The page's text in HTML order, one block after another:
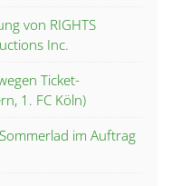
von RIGHTS
Inc.
Ticket-
1. FC Köln)
im Auftrag